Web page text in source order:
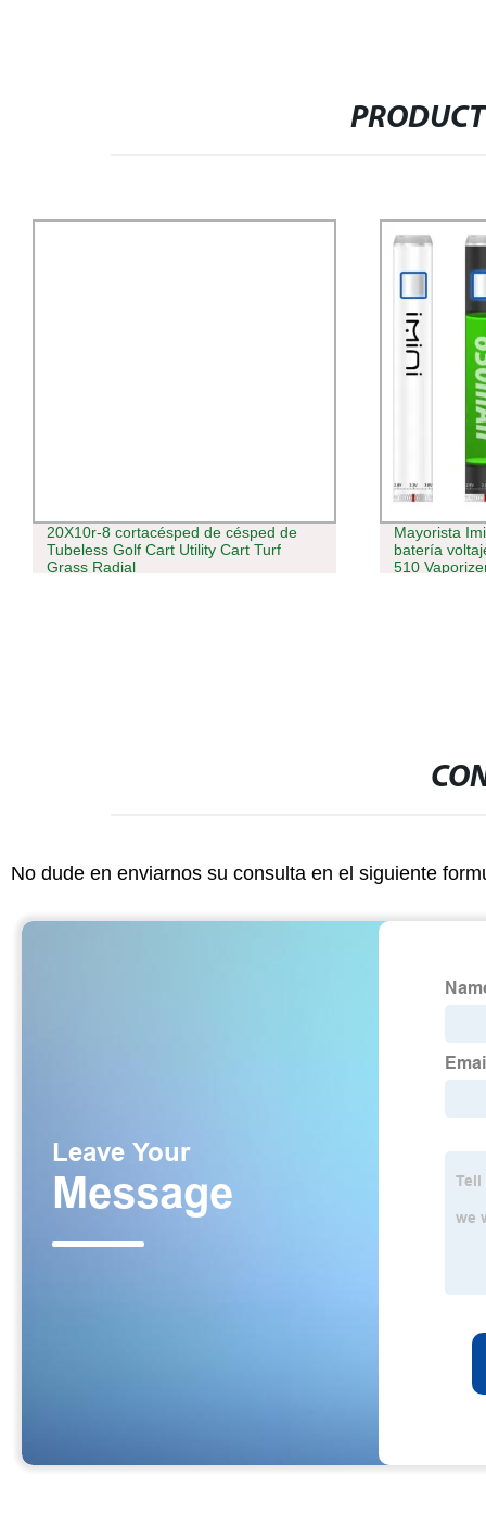
20X10r-8 cortacésped de césped de
Tubeless Golf Cart Utility Cart Turf
Grass Radial
Mayorista
batería
510
No dude en enviarnos su consulta en el siguiente